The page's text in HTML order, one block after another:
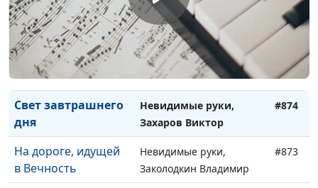
Звезда Рождества Anterium Atis #882
Через года я к Тебе
иду
Невидимые руки,
Андрей Кукунов
#875
Свет завтрашнего
дня
Невидимые руки,
Захаров Виктор
#874
На дороге, идущей
в Вечность
Невидимые руки,
Заколодкин Владимир
#873